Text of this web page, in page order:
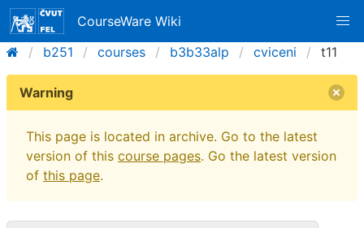
CourseWare Wiki
b251
courses b3b33alp cviceni t11
Warning
This page is located in archive. Go to the latest
version of this course pages. Go the latest version
of this page.